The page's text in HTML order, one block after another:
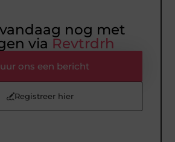
nog met
via Revtrdrh
ons een bericht
Registreer hier